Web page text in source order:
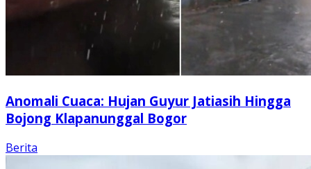
Anomali Cuaca: Hujan Guyur Jatiasih Hingga
Bojong Klapanunggal Bogor
Berita